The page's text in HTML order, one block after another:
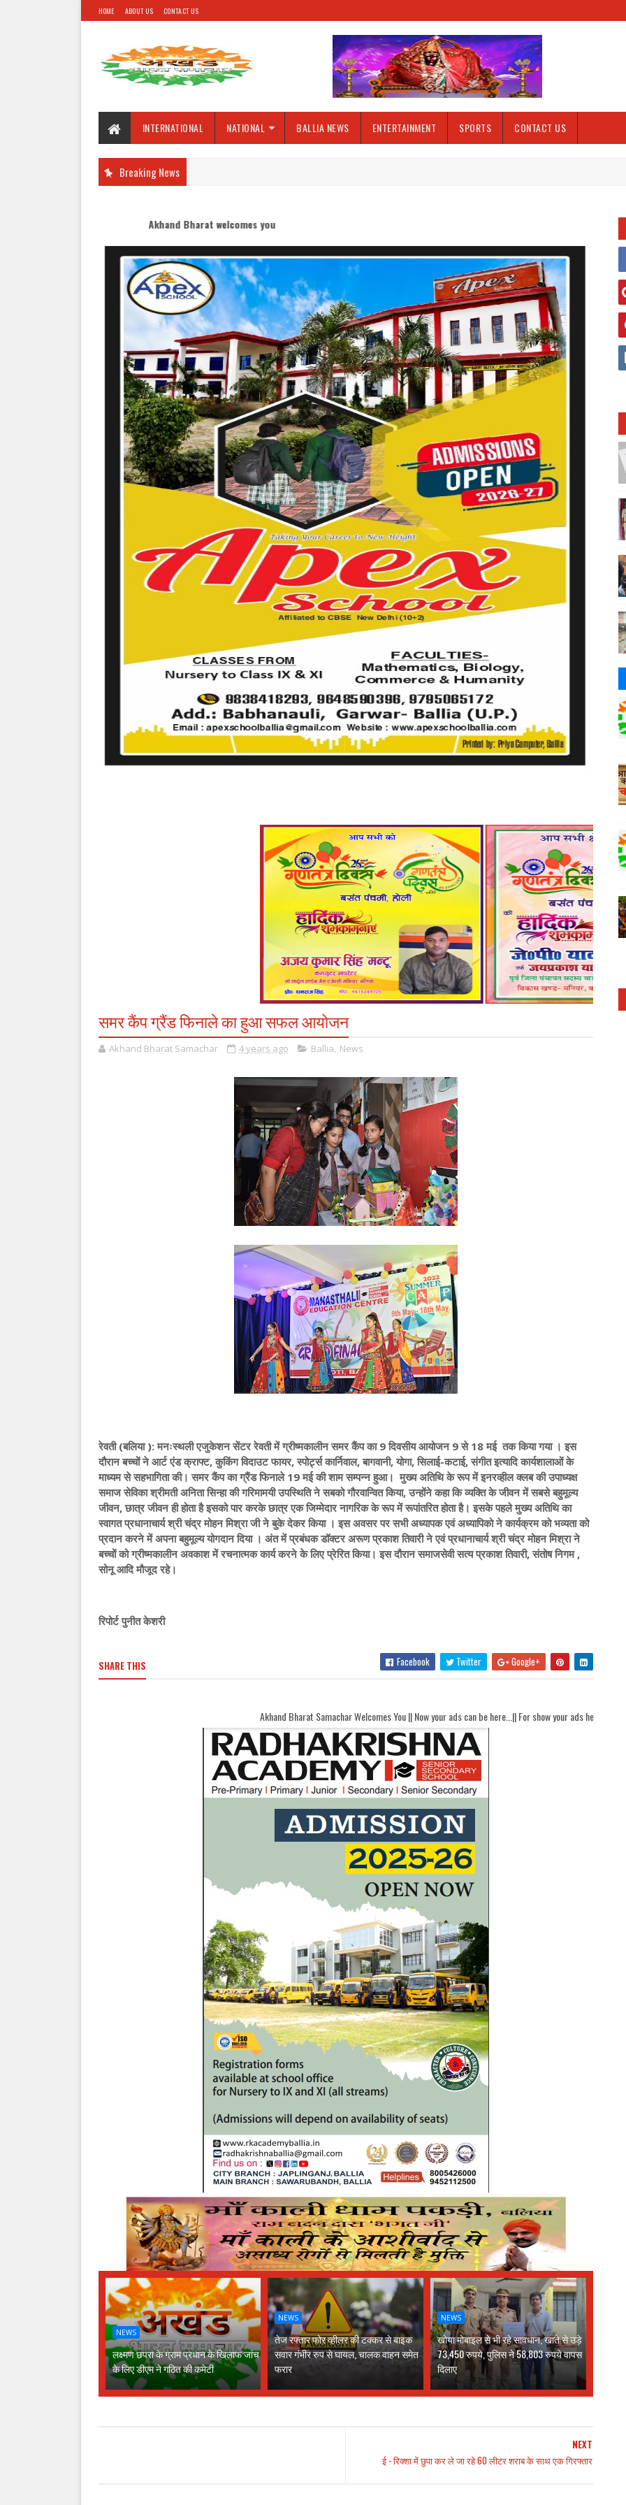
HOME ABOUT US CONTACT US
INTERNATIONAL NATIONAL BALLIA NEWS ENTERTAINMENT SPORTS CONTACT US
Breaking News
Akhand Bharat welcomes you
समर कैंप ग्रैंड फिनाले का हुआ सफल आयोजन
Akhand Bharat Samachar 4 years ago Ballia, News
रेवती (बलिया ): मनःस्थली एजुकेशन सेंटर रेवती में ग्रीष्मकालीन समर कैंप का 9 दिवसीय आयोजन 9 से 18 मई तक किया गया । इस
दौरान बच्चों ने आर्ट एंड क्राफ्ट, कुकिंग विदाउट फायर, स्पोर्ट्स कार्निवाल, बागवानी, योगा, सिलाई-कटाई, संगीत इत्यादि कार्यशालाओं के
माध्यम से सहभागिता की। समर कैंप का ग्रैंड फिनाले 19 मई की शाम सम्पन्न हुआ। मुख्य अतिथि के रूप में इनरव्हील क्लब की उपाध्यक्ष
समाज सेविका श्रीमती अनिता सिन्हा की गरिमामयी उपस्थिति ने सबको गौरवान्वित किया, उन्होंने कहा कि व्यक्ति के जीवन में सबसे बहुमूल्य
जीवन, छात्र जीवन ही होता है इसको पार करके छात्र एक जिम्मेदार नागरिक के रूप में रूपांतरित होता है। इसके पहले मुख्य अतिथि का
स्वागत प्रधानाचार्य श्री चंद्र मोहन मिश्रा जी ने बुके देकर किया । इस अवसर पर सभी अध्यापक एवं अध्यापिको ने कार्यक्रम को भव्यता को
प्रदान करने में अपना बहुमूल्य योगदान दिया । अंत में प्रबंधक डॉक्टर अरूण प्रकाश तिवारी ने एवं प्रधानाचार्य श्री चंद्र मोहन मिश्रा ने
बच्चों को ग्रीष्मकालीन अवकाश में रचनात्मक कार्य करने के लिए प्रेरित किया। इस दौरान समाजसेवी सत्य प्रकाश तिवारी, संतोष निगम ,
सोनू आदि मौजूद रहे।
रिपोर्ट पुनीत केशरी
SHARE THIS Facebook Twitter Google+
Akhand Bharat Samachar Welcomes You || Now your ads can be here...|| For show your ads here contact
NEWS
लक्ष्मण छपरा के ग्राम प्रधान के खिलाफ जांच
के लिए डीएम ने गठित की कमेटी
NEWS
तेज रफ्तार फोर व्हीलर की टक्कर से बाइक
सवार गंभीर रुप से घायल, चालक वाहन समेत
फरार
NEWS
खोया मोबाइल से भी रहे सावधान, खाते से उड़े
73,450 रुपये, पुलिस ने 58,803 रुपये वापस
दिलाए
NEXT
ई - रिक्शा में छुपा कर ले जा रहे 60 लीटर शराब के साथ एक गिरफ्तार